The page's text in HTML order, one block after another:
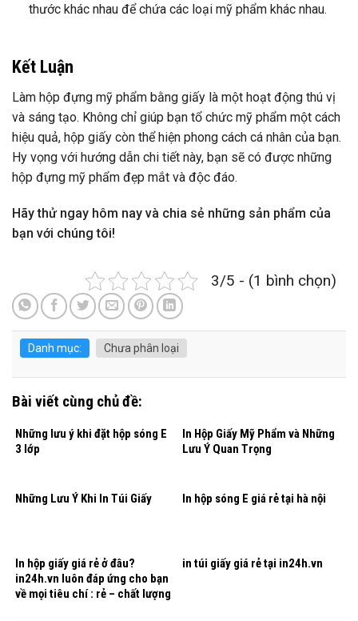
thước khác nhau để chứa các loại mỹ phẩm khác nhau.
Kết Luận
Làm hộp đựng mỹ phẩm bằng giấy là một hoạt động thú vị
và sáng tạo. Không chỉ giúp bạn tổ chức mỹ phẩm một cách
hiệu quả, hộp giấy còn thể hiện phong cách cá nhân của bạn.
Hy vọng với hướng dẫn chi tiết này, bạn sẽ có được những
hộp đựng mỹ phẩm đẹp mắt và độc đáo.
Hãy thử ngay hôm nay và chia sẻ những sản phẩm của
bạn với chúng tôi!
3/5 - (1 bình chọn)
Danh mục: Chưa phân loại
Bài viết cùng chủ đề:
Những lưu ý khi đặt hộp sóng E
3 lớp
In Hộp Giấy Mỹ Phẩm và Những
Lưu Ý Quan Trọng
Những Lưu Ý Khi In Túi Giấy In hộp sóng E giá rẻ tại hà nội
In hộp giấy giá rẻ ở đâu?
in24h.vn luôn đáp ứng cho bạn
về mọi tiêu chí : rẻ – chất lượng
in túi giấy giá rẻ tại in24h.vn